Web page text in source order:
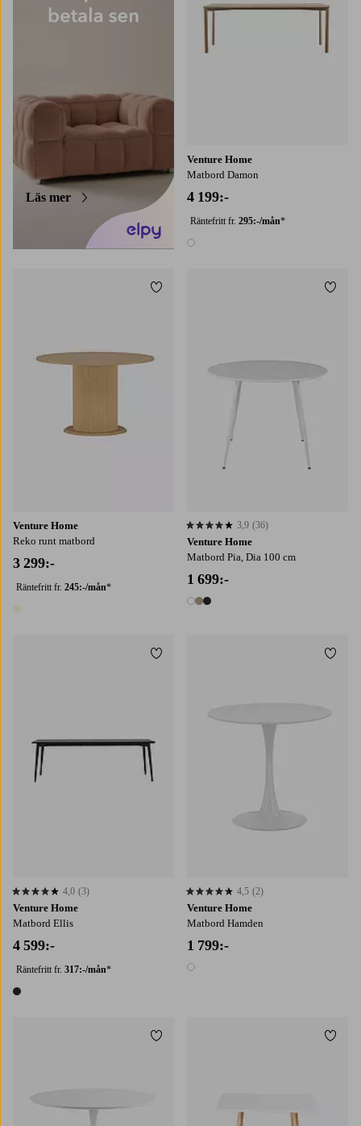
Läs mer
Venture Home
Matbord Damon
4 199:-
Räntefritt fr. 295:-/mån*
1 färg
Venture Home
Reko runt matbord
3 299:-
Räntefritt fr. 245:-/mån*
Lägg till i favoriter
Venture Home
Matbord Pia, Dia 100 cm
1 699:-
3 färger
3,9 baserat på 36 st betyg
3,9 (36)
Venture Home
Matbord Ellis
4 599:-
Räntefritt fr. 317:-/mån*
1 färg
4,0 baserat på 3 st betyg
4,0 (3)
Lägg till i favoriter
Venture Home
Matbord Hamden
1 799:-
1 färg
4,5 baserat på 2 st betyg
4,5 (2)
Lägg till i favoriter